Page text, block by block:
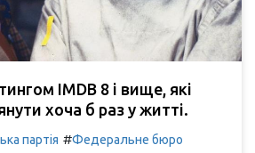
IMDB 8 і вище, які
хоча б раз у житті.
партія #Федеральне бюро